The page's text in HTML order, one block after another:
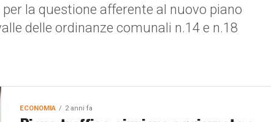
la questione afferente al nuovo piano
delle ordinanze comunali n.14 e n.18
ECONOMIA 2 anni fa